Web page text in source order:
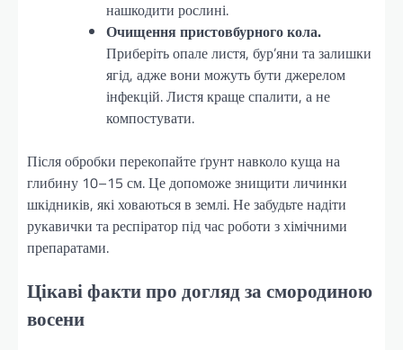
нашкодити рослині.
Очищення пристовбурного кола.
Приберіть опале листя, бур’яни та залишки
ягід, адже вони можуть бути джерелом
інфекцій. Листя краще спалити, а не
компостувати.
Після обробки перекопайте ґрунт навколо куща на
глибину 10–15 см. Це допоможе знищити личинки
шкідників, які ховаються в землі. Не забудьте надіти
рукавички та респіратор під час роботи з хімічними
препаратами.
Цікаві факти про догляд за смородиною
восени